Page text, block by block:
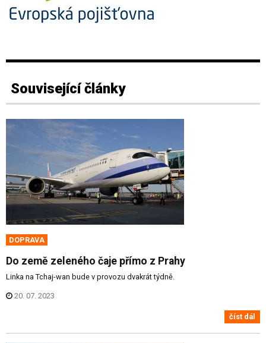
Související články
DOPRAVA
Do země zeleného čaje přímo z Prahy
Linka na Tchaj-wan bude v provozu dvakrát týdně.
20. 07. 2023
číst dál